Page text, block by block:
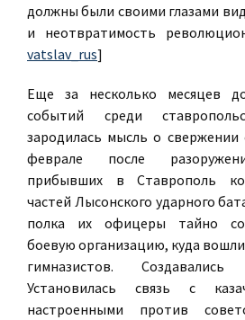
должны были своими глазами
и неотвратимость
vatslav_rus]
Еще за несколько месяцев
событий среди
зародилась мысль о свержении
феврале после
прибывших в Ставрополь
частей Лысонского ударного
полка их офицеры тайно
боевую организацию, куда
гимназистов.
Установилась связь с
настроенными против